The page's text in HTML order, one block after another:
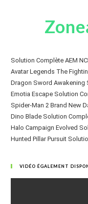
Solution Complète AEM
Avatar Legends The
Dragon Sword Awakening
Emotia Escape Solution
Spider-Man 2 Brand New
Dino Blade Solution
Halo Campaign Evolved
Hunted Pillar Pursuit
VIDÉO ÉGALEMENT